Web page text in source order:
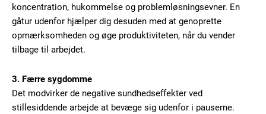
koncentration, hukommelse og problemløsningsevner. En
gåtur udenfor hjælper dig desuden med at genoprette
opmærksomheden og øge produktiviteten, når du vender
tilbage til arbejdet.
3. Færre sygdomme
Det modvirker de negative sundhedseffekter ved
stillesiddende arbejde at bevæge sig udenfor i pauserne.